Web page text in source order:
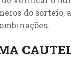
do sorteio,